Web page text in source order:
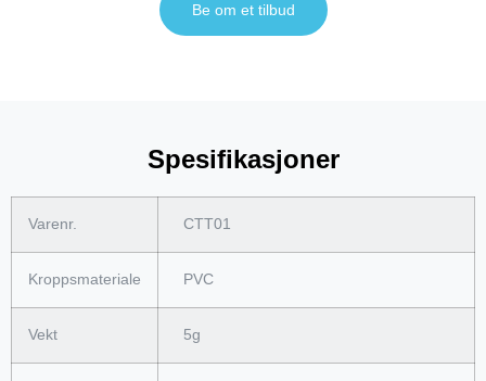
Be om et tilbud
Spesifikasjoner
Varenr. CTT01
Kroppsmateriale PVC
Vekt 5g